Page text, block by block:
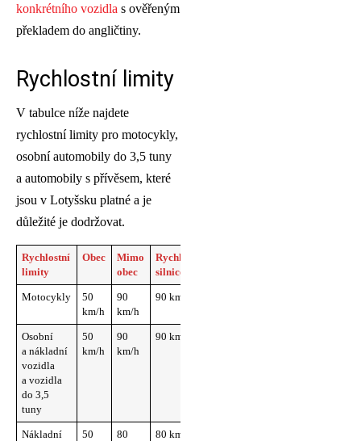
konkrétního vozidla s ověřeným
překladem do angličtiny.
Rychlostní limity
V tabulce níže najdete
rychlostní limity pro motocykly,
osobní automobily do 3,5 tuny
a automobily s přívěsem, které
jsou v Lotyšsku platné a je
důležité je dodržovat.
Rychlostní
limity
Obec
Mimo
obec
Rychlostní
silnice
Motocykly
50
km/h
90
km/h
90 km/h
Osobní
a nákladní
vozidla
a vozidla
do 3,5
tuny
50
km/h
90
km/h
90 km/h
Nákladní
50
80
80 km/h